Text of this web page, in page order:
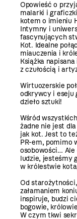
Opowieść o
malarki i
kotem o imieniu
Intymny i
fascynujących
Kot. Idealne
miauczenia i
Książka
z czułością i
Wirtuozerskie
odkrywcy i eseju
dzieło sztuki!
Wśród
żadne nie jest
jak kot. Jest to
PR-em, pomimo
osobowości… Ale
ludzie, jesteśmy
w królestwie
Od
załamaniem
inspiruje, budzi
bogowie,
W czym tkwi